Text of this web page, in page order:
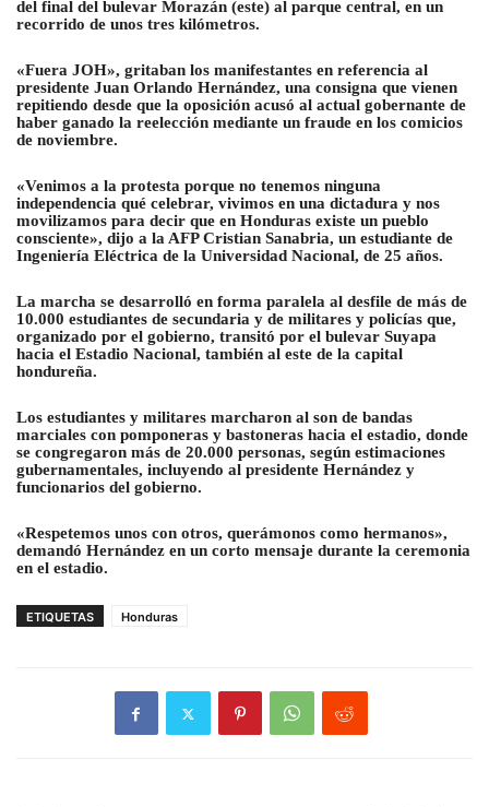
del final del bulevar Morazán (este) al parque central, en un
recorrido de unos tres kilómetros.
«Fuera JOH», gritaban los manifestantes en referencia al
presidente Juan Orlando Hernández, una consigna que vienen
repitiendo desde que la oposición acusó al actual gobernante de
haber ganado la reelección mediante un fraude en los comicios
de noviembre.
«Venimos a la protesta porque no tenemos ninguna
independencia qué celebrar, vivimos en una dictadura y nos
movilizamos para decir que en Honduras existe un pueblo
consciente», dijo a la AFP Cristian Sanabria, un estudiante de
Ingeniería Eléctrica de la Universidad Nacional, de 25 años.
La marcha se desarrolló en forma paralela al desfile de más de
10.000 estudiantes de secundaria y de militares y policías que,
organizado por el gobierno, transitó por el bulevar Suyapa
hacia el Estadio Nacional, también al este de la capital
hondureña.
Los estudiantes y militares marcharon al son de bandas
marciales con pomponeras y bastoneras hacia el estadio, donde
se congregaron más de 20.000 personas, según estimaciones
gubernamentales, incluyendo al presidente Hernández y
funcionarios del gobierno.
«Respetemos unos con otros, querámonos como hermanos»,
demandó Hernández en un corto mensaje durante la ceremonia
en el estadio.
ETIQUETAS Honduras